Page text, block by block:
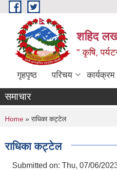
Skip to main content
शहिद
" कृषि,
गृहपृष्ठ परिचय कार्यक्रम
समाचार
You are here
Home » राधिका कट्टेल
राधिका कट्टेल
Submitted on: Thu, 07/06/